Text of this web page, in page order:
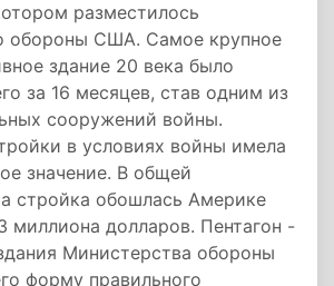
разместилось
обороны США. Самое крупное
здание 20 века было
за 16 месяцев, став одним из
сооружений войны.
в условиях войны имела
значение. В общей
стройка обошлась Америке
миллиона долларов. Пентагон -
Министерства обороны
форму правильного